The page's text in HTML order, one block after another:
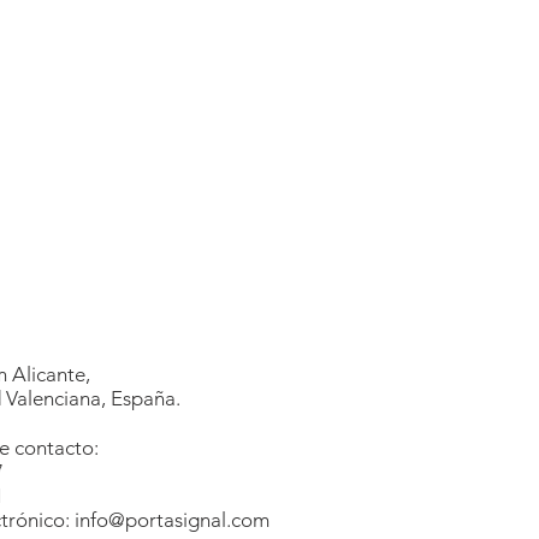
Alicante,
España.
contacto:
info@portasignal.com